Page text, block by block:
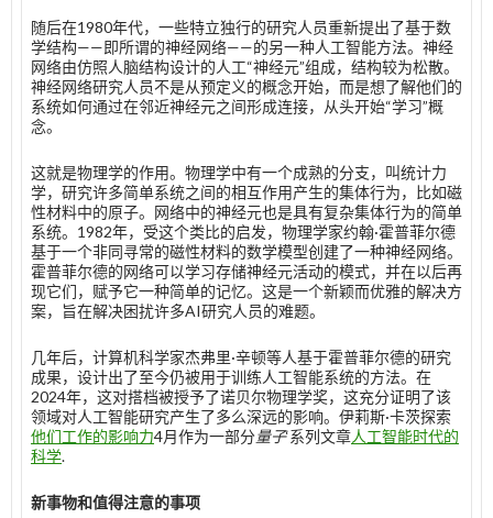
随后在1980年代，一些特立独行的研究人员重新提出了基于数
学结构——即所谓的神经网络——的另一种人工智能方法。神经
网络由仿照人脑结构设计的人工“神经元”组成，结构较为松散。
神经网络研究人员不是从预定义的概念开始，而是想了解他们的
系统如何通过在邻近神经元之间形成连接，从头开始“学习”概
念。
这就是物理学的作用。物理学中有一个成熟的分支，叫统计力
学，研究许多简单系统之间的相互作用产生的集体行为，比如磁
性材料中的原子。网络中的神经元也是具有复杂集体行为的简单
系统。1982年，受这个类比的启发，物理学家约翰·霍普菲尔德
基于一个非同寻常的磁性材料的数学模型创建了一种神经网络。
霍普菲尔德的网络可以学习存储神经元活动的模式，并在以后再
现它们，赋予它一种简单的记忆。这是一个新颖而优雅的解决方
案，旨在解决困扰许多AI研究人员的难题。
几年后，计算机科学家杰弗里·辛顿等人基于霍普菲尔德的研究
成果，设计出了至今仍被用于训练人工智能系统的方法。在
2024年，这对搭档被授予了诺贝尔物理学奖，这充分证明了该
领域对人工智能研究产生了多么深远的影响。伊莉斯·卡茨探索
他们工作的影响力4月作为一部分量子‘系列文章人工智能时代的
科学.
新事物和值得注意的事项